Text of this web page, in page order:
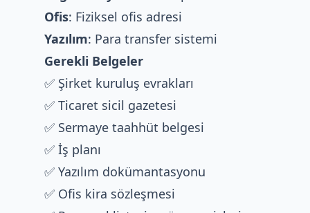
Ofis: Fiziksel ofis adresi
Yazılım: Para transfer sistemi
Gerekli Belgeler
✅ Şirket kuruluş evrakları
✅ Ticaret sicil gazetesi
✅ Sermaye taahhüt belgesi
✅ İş planı
✅ Yazılım dokümantasyonu
✅ Ofis kira sözleşmesi